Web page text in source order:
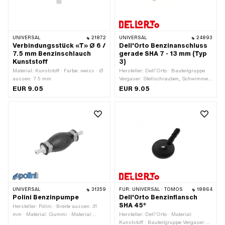
UNIVERSAL 21872
Verbindungsstück «T» Ø 6 /
7.5 mm Benzinschlauch
Kunststoff
Material: Kunststoff · Farbe: weiss · Ø
aussen: 7.5 mm
EUR 9.05
UNIVERSAL 24893
Dell'Orto Benzinanschluss
gerade SHA 7 - 13 mm (Typ
3)
Hersteller: Dell'Orto · Bauteilgruppe
Vergaser: Stellschrauben, Schwimmer,
etc. · Material: Aluminium ·
EUR 9.05
UNIVERSAL 31359
Polini Benzinpumpe
Hersteller: Polini · Breite aussen: 31
mm · Material: Gummi · Material:
FÜR: UNIVERSAL · TOMOS 18864
Dell'Orto Benzinflansch
SHA 45°
Hersteller: Dell'Orto · Material:
Kunststoff · Bauteilgruppe Vergaser: